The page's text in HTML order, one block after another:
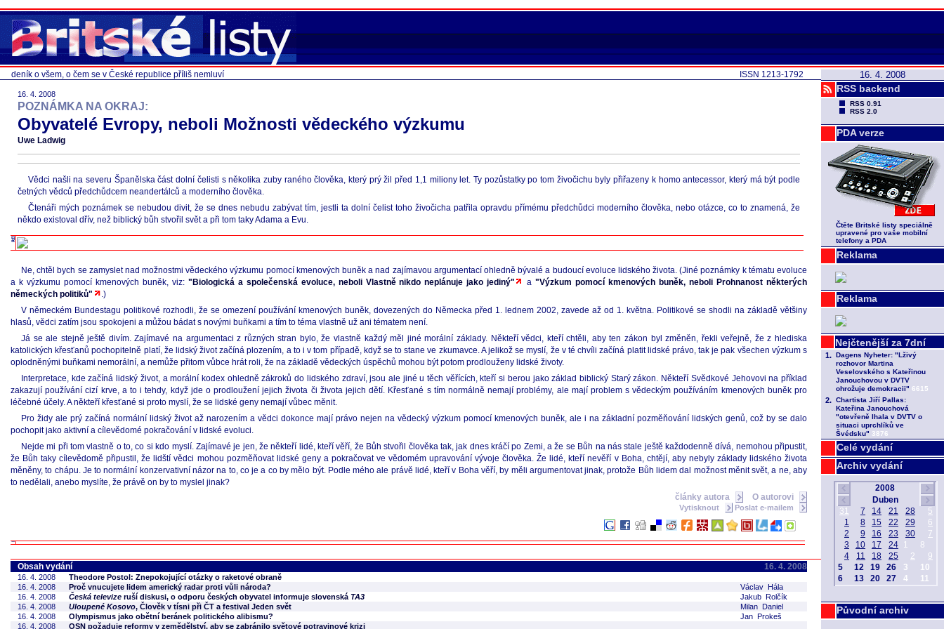
16. 4. 2008
RSS backend
RSS 0.91
RSS 2.0
PDA verze
Čtěte Britské listy speciálně
upravené pro vaše mobilní
telefony a PDA
Reklama
Reklama
Celé vydání
Archiv vydání
Původní archiv
ISSN 1213-1792
deník o všem, o čem se v České republice příliš nemluví
16. 4. 2008
POZNÁMKA NA OKRAJ:
Obyvatelé Evropy, neboli Možnosti vědeckého výzkumu
Uwe Ladwig
Vědci našli na severu Španělska část dolní čelisti s několika zuby raného člověka, který prý žil před 1,1 miliony let. Ty pozůstatky po tom živočichu byly přiřazeny k homo antecessor, který má být podle
četných vědců předchůdcem neandertálců a moderního člověka.
Čtenáři mých poznámek se nebudou divit, že se dnes nebudu zabývat tím, jestli ta dolní čelist toho živočicha patřila opravdu přímému předchůdci moderního člověka, nebo otázce, co to znamená, že
někdo existoval dřív, než biblický bůh stvořil svět a při tom taky Adama a Evu.
Ne, chtěl bych se zamyslet nad možnostmi vědeckého výzkumu pomocí kmenových buněk a nad zajímavou argumentací ohledně bývalé a budoucí evoluce lidského života. (Jiné poznámky k tématu evoluce
a k výzkumu pomocí kmenových buněk, viz: "Biologická a společenská evoluce, neboli Vlastně nikdo neplánuje jako jediný" a"Výzkum pomocí kmenových buněk, neboli Prohnanost některých
německých politiků"
.)
V německém Bundestagu politikové rozhodli, že se omezení používání kmenových buněk, dovezených do Německa před 1. lednem 2002, zavede až od 1. května. Politikové se shodli na základě většiny
hlasů, vědci zatím jsou spokojeni a můžou bádat s novými buňkami a tím to téma vlastně už ani tématem není.
Já se ale stejně ještě divím. Zajímavé na argumentaci z různých stran bylo, že vlastně každý měl jiné morální základy. Někteří vědci, kteří chtěli, aby ten zákon byl změněn, řekli veřejně, že z hlediska
katolických křesťanů pochopitelně platí, že lidský život začíná plozením, a to i v tom případě, když se to stane ve zkumavce. A jelikož se myslí, že v té chvíli začíná platit lidské právo, tak je pak všechen výzkum s
oplodněnými buňkami nemorální, a nemůže přitom vůbce hrát roli, že na základě vědeckých úspěchů mohou být potom prodlouženy lidské životy.
Interpretace, kde začíná lidský život, a morální kodex ohledně zákroků do lidského zdraví, jsou ale jiné u těch věřících, kteří si berou jako základ biblický Starý zákon. Někteří Svědkové Jehovovi na příklad
zakazují používání cizí krve, a to i tehdy, když jde o prodloužení jejich života či života jejich dětí. Křesťané s tím normálně nemají problémy, ale mají problem s vědeckým používáním kmenových buněk pro
léčebné účely. A někteří křesťané si proto myslí, že se lidské geny nemají vůbec měnit.
Pro židy ale prý začíná normální lidský život až narozením a vědci dokonce mají právo nejen na vědecký výzkum pomocí kmenových buněk, ale i na základní pozměňování lidských genů, což by se dalo
pochopit jako aktivní a cílevědomé pokračování v lidské evoluci.
Nejde mi při tom vlastně o to, co si kdo myslí. Zajímavé je jen, že někteří lidé, kteří věří, že Bůh stvořil člověka tak, jak dnes kráčí po Zemi, a že se Bůh na nás stale ještě každodenně dívá, nemohou připustit,
že Bůh taky cílevědomě připustil, že lidští vědci mohou pozměňovat lidské geny a pokračovat ve vědomém upravování vývoje člověka. Že lidé, kteří nevěří v Boha, chtějí, aby nebyly základy lidského života
měněny, to chápu. Je to normální konzervativní názor na to, co je a co by mělo být. Podle mého ale právě lidé, kteří v Boha věří, by měli argumentovat jinak, protože Bůh lidem dal možnost měnit svět, a ne, aby
to nedělali, anebo myslíte, že právě on by to myslel jinak?
články autora
O autorovi
Vytisknout Poslat e-mailem
Obsah vydání 16. 4. 2008
16. 4. 2008
Theodore Postol: Znepokojující otázky o raketové obraně
16. 4. 2008
Proč vnucujete lidem americký radar proti vůli národa?
Václav Hála
16. 4. 2008
Česká televize ruší diskusi, o odporu českých obyvatel informuje slovenská TA3
Jakub Rolčík
16. 4. 2008
Uloupené Kosovo, Člověk v tísni při ČT a festival Jeden svět
Milan Daniel
16. 4. 2008
Olympismus jako obětní beránek politického alibismu?
Jan Prokeš
16. 4. 2008
OSN požaduje reformy v zemědělství, aby se zabránilo světové potravinové krizi